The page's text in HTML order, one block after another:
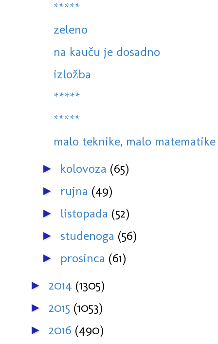
*****
zeleno
na kauču je dosadno
izložba
*****
*****
malo teknike, malo matematike
► kolovoza (65)
► rujna (49)
► listopada (52)
► studenoga (56)
► prosinca (61)
► 2014 (1305)
► 2015 (1053)
► 2016 (490)